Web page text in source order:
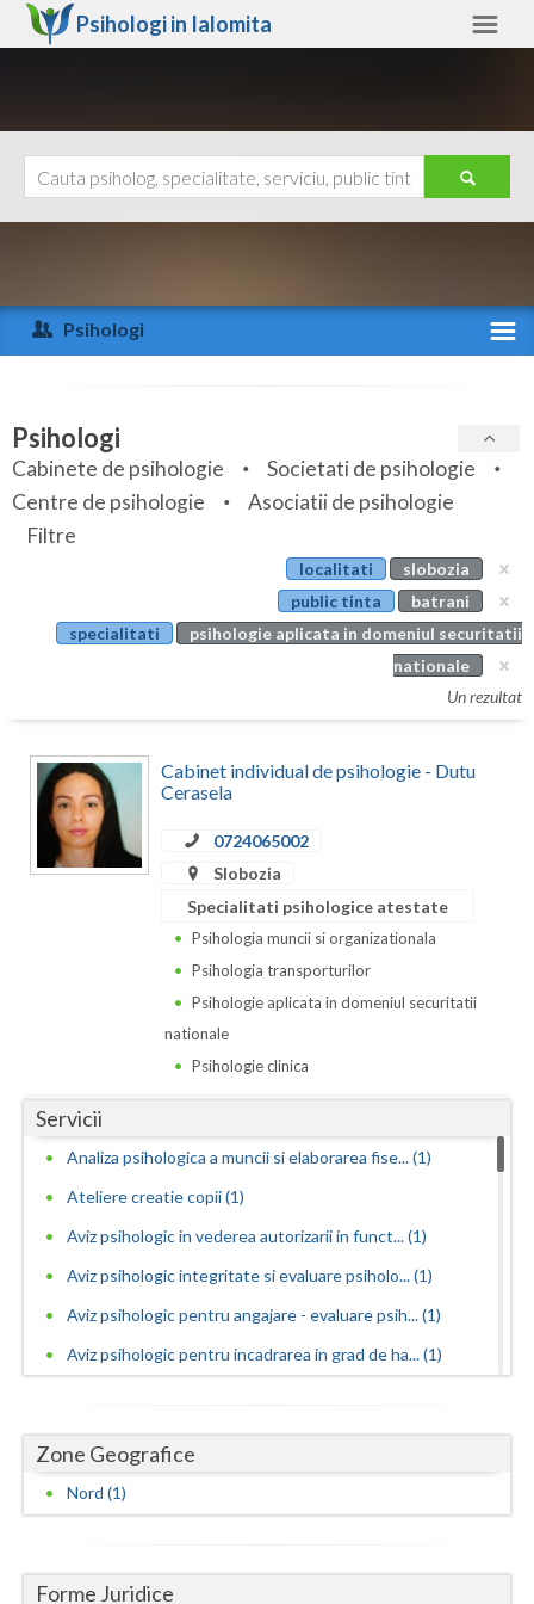
Psihologi in Ialomita
Arad
Arges
Bihor
Bistrita-Nasaud
Botosani
Brasov
Calarasi
Caras-Severin
Galati
Giurgiu
Harghita
Hunedoara
Ialomita
Ilfov
Maramures
Mures
Ajutor
Psihologi
Specialitati
Servicii
Articole
Cabinet
Psihologi
Cabinete de psihologie
Societati de psihologie
Centre de psihologie
Asociatii de psihologie
Filtre
localitati
slobozia
public tinta
batrani
specialitati
psihologie aplicata in domeniul securitatii
nationale
Un rezultat
Cabinet individual de psihologie - Dutu
Cerasela
0724065002
Slobozia
Specialitati psihologice atestate
Psihologia muncii si organizationala
Psihologia transporturilor
Psihologie aplicata in domeniul securitatii
nationale
Psihologie clinica
Servicii
Analiza psihologica a muncii si elaborarea fise... (1)
Ateliere creatie copii (1)
Aviz psihologic in vederea autorizarii in funct... (1)
Aviz psihologic integritate si evaluare psiholo... (1)
Aviz psihologic pentru angajare - evaluare psih... (1)
Aviz psihologic pentru incadrarea in grad de ha... (1)
Aviz psihologic pentru mentinerea in functie - ... (1)
Aviz psihologic pentru obtinere permis portarma... (1)
Aviz psihologic pentru obtinerea permisului de ... (1)
Aviz psihologic si evaluare clinica la cerere c... (1)
Zone Geografice
Nord (1)
Forme Juridice